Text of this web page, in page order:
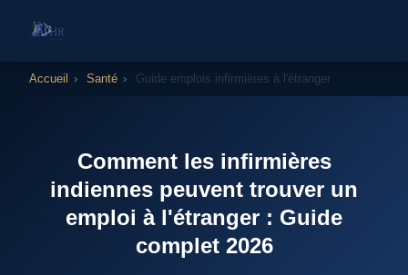
Accueil › Santé › Guide emplois infirmières à l'étranger
Comment les infirmières
indiennes peuvent trouver un
emploi à l'étranger : Guide
complet 2026